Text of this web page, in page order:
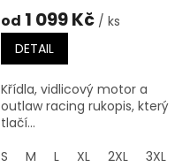
4XL 5XL
od 1 099 Kč / ks
DETAIL
Křídla, vidlicový motor a
outlaw racing rukopis, který
tlačí...
S
M L XL 2XL 3XL